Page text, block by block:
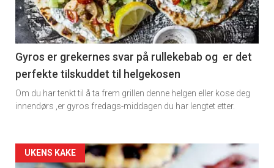
×
Få ukentlige nyhetsbrev fra
Apéritif
kan fritt velge hvilke du ønsker å få
tilsendt.
-
section
11
Dagens
rett
Gyros er grekernes svar på rullekebab og er det
perfekte tilskuddet til helgekosen
Om du har tenkt til å ta frem grillen denne helgen eller kose deg
innendørs ,er gyros fredags-middagen du har lengtet etter.
Artikler
UKENS KAKE